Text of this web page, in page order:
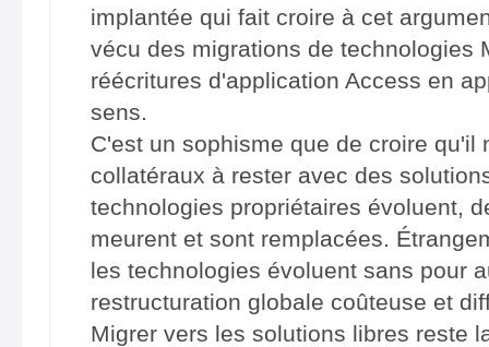
implantée qui fait croire à cet
vécu des migrations de technologies
réécritures d'application Access en
sens.
C'est un sophisme que de croire qu'il
collatéraux à rester avec des
technologies propriétaires évoluent,
meurent et sont remplacées.
les technologies évoluent sans pour
restructuration globale coûteuse et
Migrer vers les solutions libres reste